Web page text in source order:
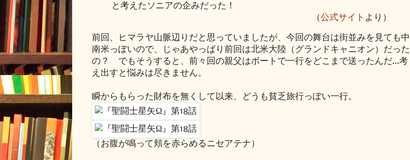
と考えたソニアの企みだった！
（公式サイト より）
前回、ヒマラヤ山脈辺りだと思っていましたが、今回の舞台は街並みを見ても中
南米っぽいので、じゃあやっぱり前回は北米大陸（グランドキャニオン）だった
の？ でもそうすると、前々回の親父はボートで一行をどこまで送ったんだ…考
え出すと悩みは尽きません。
瞬からもらった財布を無くして以来、どうも貧乏旅行っぽい一行。
（お腹が鳴って頬を赤らめるニセアテナ）